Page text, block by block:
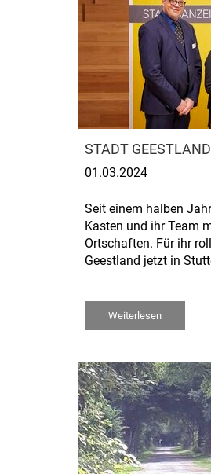
STADT
01.03.2024
Seit einem halben
Kasten und ihr Team
Ortschaften. Für ihr
Geestland jetzt in
Weiterlesen